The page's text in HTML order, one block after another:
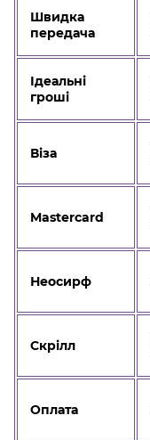
Швидка
передача
Ідеальні
гроші
Віза
Mastercard
Неосирф
Скрілл
Оплата